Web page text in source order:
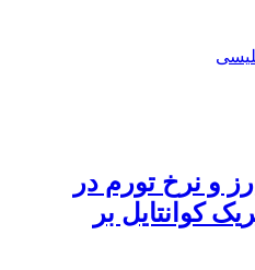
و نرخ تورم در
کوانتایل بر